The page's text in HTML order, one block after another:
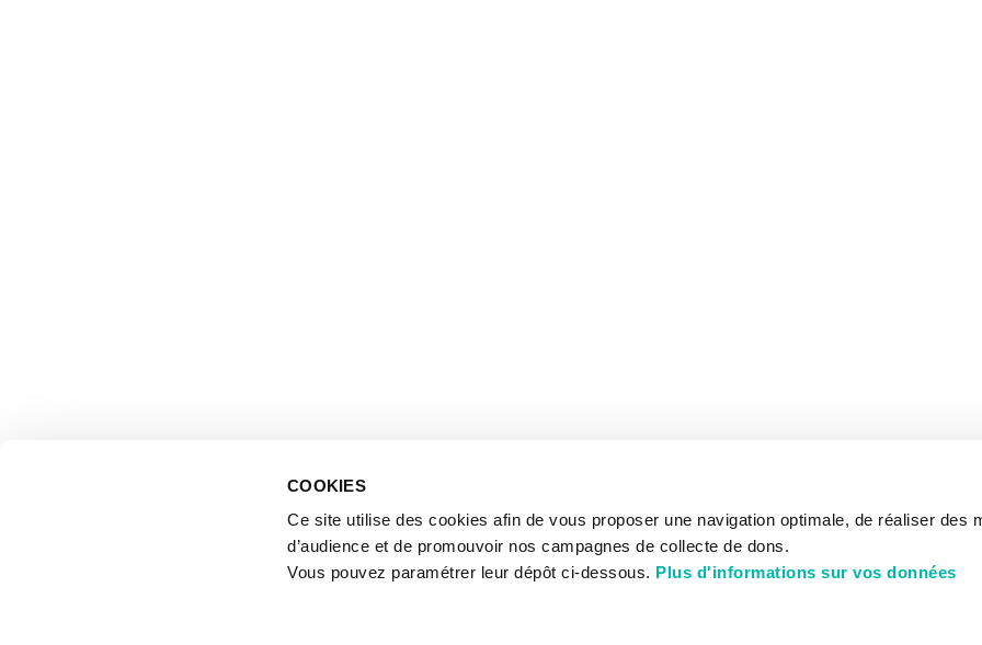
COOKIES
Ce site utilise des cookies afin de vous proposer une navigation optimale, de réaliser des
d’audience et de promouvoir nos campagnes de collecte de dons.
Vous pouvez paramétrer leur dépôt ci-dessous. Plus d'informations sur vos données